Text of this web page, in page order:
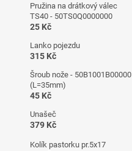
Pružina na drátkový válec
TS40 - 50TS0Q0000000
25 Kč
Lanko pojezdu
315 Kč
Šroub nože - 50B1001B00000
(L=35mm)
45 Kč
Unašeč
379 Kč
Kolík pastorku pr.5x17